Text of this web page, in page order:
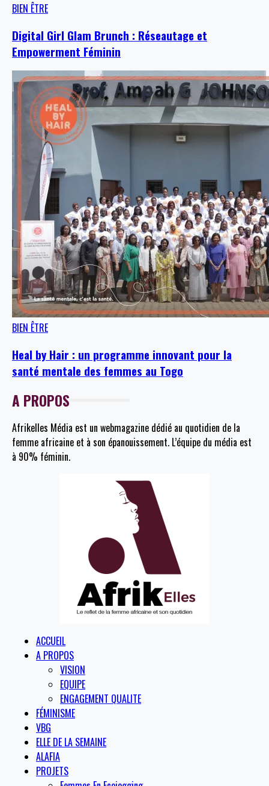
BIEN ÊTRE
Digital Girl Glam Brunch : Réseautage et
Empowerment Féminin
BIEN ÊTRE
Heal by Hair : un programme innovant pour la
santé mentale des femmes au Togo
A PROPOS
Afrikelles Média est un webmagazine dédié au quotidien de la
femme africaine et à son épanouissement. L’équipe du média est
à 90% féminin.
ACCUEIL
A PROPOS
VISION
EQUIPE
ENGAGEMENT QUALITE
FÉMINISME
VBG
ELLE DE LA SEMAINE
ALAFIA
PROJETS